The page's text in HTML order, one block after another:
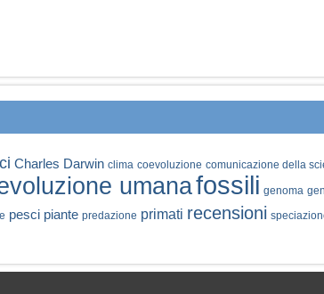
Charles Darwin clima coevoluzione comunicazione della
umanafossili genoma
pesci piante predazione primati recensioni